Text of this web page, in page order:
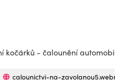
kočárků - čalounění
calounictvi-na-